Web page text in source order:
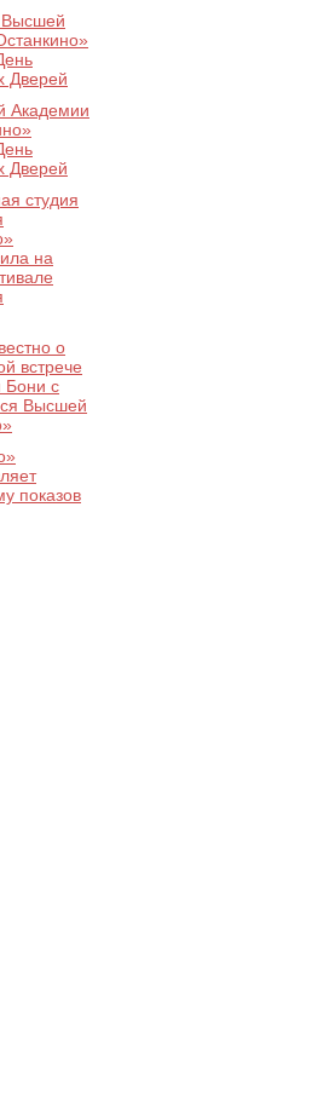
Дверей
Академии
Дверей
студия
на
о
встрече
Бони с
Высшей
показов